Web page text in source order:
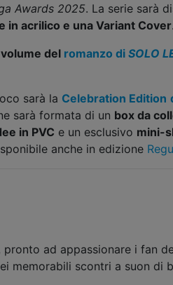
Awards 2025. La serie sarà
in acrilico e una Variant Cover.
del romanzo di SOLO
sarà la Celebration Edition
sarà formata di un box da
in PVC e un esclusivo mini-
anche in edizione
ad appassionare i fan
memorabili scontri a suon di